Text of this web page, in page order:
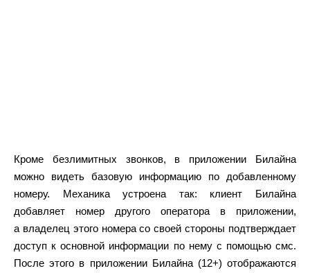
Кроме безлимитных звонков, в приложении Билайна
можно видеть базовую информацию по добавленному
номеру. Механика устроена так: клиент Билайна
добавляет номер другого оператора в приложении,
а владелец этого номера со своей стороны подтверждает
доступ к основной информации по нему с помощью смс.
После этого в приложении Билайна (12+) отображаются